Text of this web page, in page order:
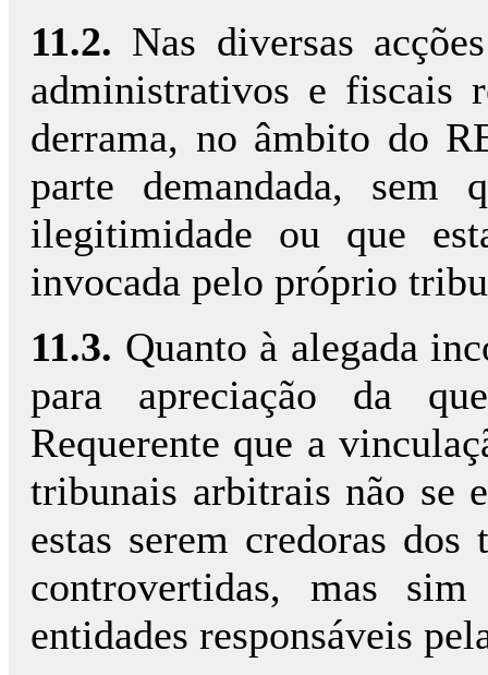
11.2. Nas diversas
administrativos e fiscais
derrama, no âmbito do
parte demandada, sem
ilegitimidade ou que
invocada pelo próprio
11.3. Quanto à alegada
para apreciação da
Requerente que a
tribunais arbitrais não se
estas serem credoras dos
controvertidas, mas
entidades responsáveis